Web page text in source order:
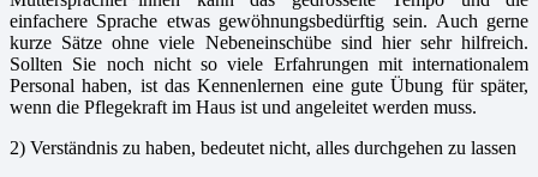
einfachere Sprache etwas gewöhnungsbedürftig sein. Auch gerne
kurze Sätze ohne viele Nebeneinschübe sind hier sehr hilfreich.
Sollten Sie noch nicht so viele Erfahrungen mit internationalem
Personal haben, ist das Kennenlernen eine gute Übung für später,
wenn die Pflegekraft im Haus ist und angeleitet werden muss.
2) Verständnis zu haben, bedeutet nicht, alles durchgehen zu lassen